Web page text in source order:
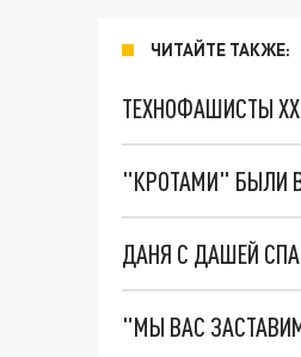
ЧИТАЙТЕ ТАКЖЕ:
ТЕХНОФАШИСТЫ
"КРОТАМИ" БЫЛИ
ДАНЯ С ДАШЕЙ